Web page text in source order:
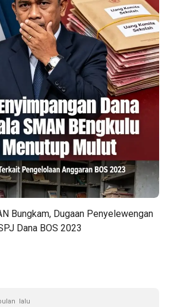
Bungkam, Dugaan Penyelewengan
Dana BOS 2023
lalu